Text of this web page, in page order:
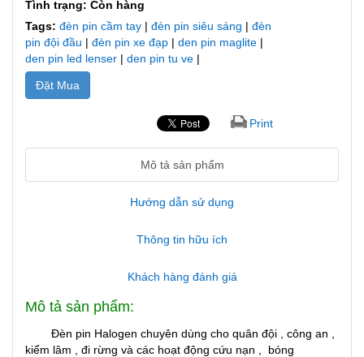
Tình trạng: Còn hàng
Tags: đèn pin cầm tay | đèn pin siêu sáng | đèn
pin đội đầu | đèn pin xe đạp | den pin maglite |
den pin led lenser | den pin tu ve |
Đặt Mua
Print
Mô tả sản phẩm
Hướng dẫn sử dụng
Thông tin hữu ích
Khách hàng đánh giá
Mô tả sản phẩm:
Đèn pin Halogen chuyên dùng cho quân đội , công an ,
kiểm lâm , đi rừng và các hoạt động cứu nạn , bóng